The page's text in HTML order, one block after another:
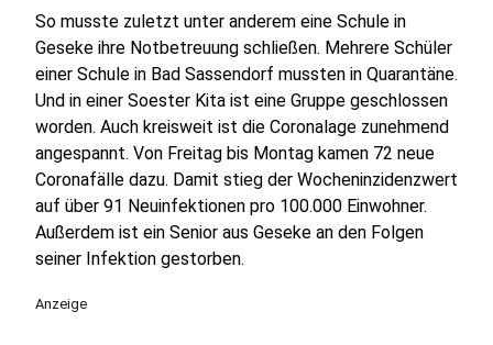
So musste zuletzt unter anderem eine Schule in
Geseke ihre Notbetreuung schließen. Mehrere Schüler
einer Schule in Bad Sassendorf mussten in Quarantäne.
Und in einer Soester Kita ist eine Gruppe geschlossen
worden. Auch kreisweit ist die Coronalage zunehmend
angespannt. Von Freitag bis Montag kamen 72 neue
Coronafälle dazu. Damit stieg der Wocheninzidenzwert
auf über 91 Neuinfektionen pro 100.000 Einwohner.
Außerdem ist ein Senior aus Geseke an den Folgen
seiner Infektion gestorben.
Anzeige